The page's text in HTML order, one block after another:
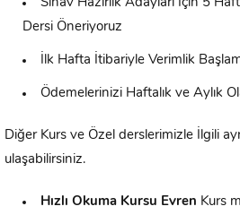
Sınav Hazırlık Adayları İçin 5
Dersi Öneriyoruz
İlk Hafta İtibariyle Verimlik
Ödemelerinizi Haftalık ve Aylık
Diğer Kurs ve Özel derslerimizle İlgili
ulaşabilirsiniz.
Hızlı Okuma Kursu Evren Kurs